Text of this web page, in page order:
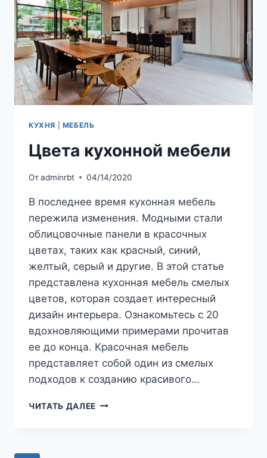
КУХНЯ МЕБЕЛЬ
Цвета кухонной мебели
Отadminrbt 04/14/2020
В последнее время кухонная мебель
пережила изменения. Модными стали
облицовочные панели в красочных
цветах, таких как красный, синий,
желтый, серый и другие. В этой статье
представлена кухонная мебель смелых
цветов, которая создает интересный
дизайн интерьера. Ознакомьтесь с 20
вдохновляющими примерами прочитав
ее до конца. Красочная мебель
представляет собой один из смелых
подходов к созданию красивого…
ЧИТАТЬ ДАЛЕЕ ЦВЕТА